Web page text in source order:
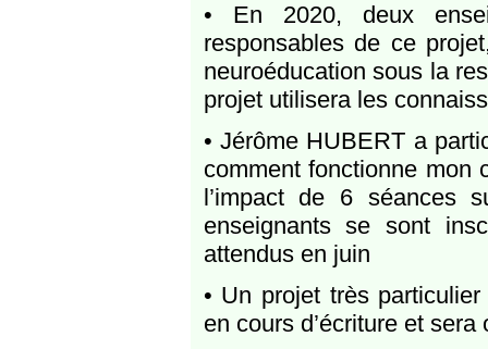
• En 2020, deux
responsables de ce
neuroéducation sous la
projet utilisera les
• Jérôme HUBERT a
comment fonctionne mon
l’impact de 6 séances
enseignants se sont
attendus en juin
• Un projet très
en cours d’écriture et